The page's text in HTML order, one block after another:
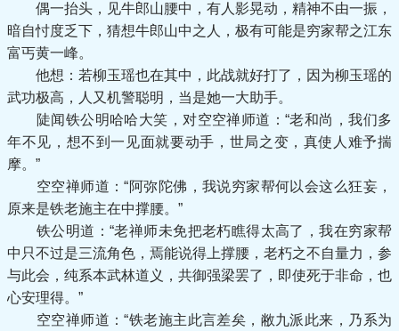
偶一抬头，见牛郎山腰中，有人影晃动，精神不由一振，
暗自忖度乏下，猜想牛郎山中之人，极有可能是穷家帮之江东
富丐黄一峰。
他想：若柳玉瑶也在其中，此战就好打了，因为柳玉瑶的
武功极高，人又机警聪明，当是她一大助手。
陡闻铁公明哈哈大笑，对空空禅师道：“老和尚，我们多
年不见，想不到一见面就要动手，世局之变，真使人难予揣
摩。”
空空禅师道：“阿弥陀佛，我说穷家帮何以会这么狂妄，
原来是铁老施主在中撑腰。”
铁公明道：“老禅师未免把老朽瞧得太高了，我在穷家帮
中只不过是三流角色，焉能说得上撑腰，老朽之不自量力，参
与此会，纯系本武林道义，共御强梁罢了，即使死于非命，也
心安理得。”
空空禅师道：“铁老施主此言差矣，敝九派此来，乃系为